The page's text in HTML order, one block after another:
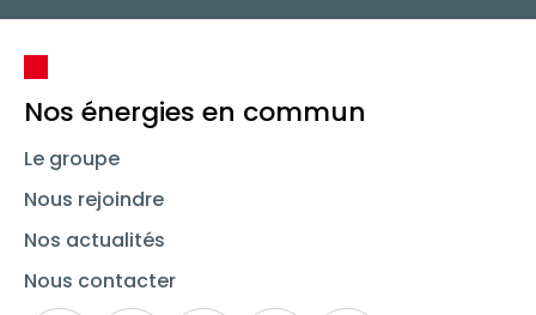
Nos énergies en commun
Le groupe
Nous rejoindre
Nos actualités
Nous contacter